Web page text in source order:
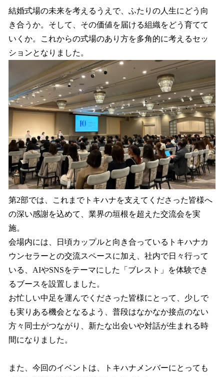
結婚式場の未来を考えるうえで、ふたりの人生にどう向
き合うか。そして、その価値を届ける組織をどう育てて
いくか。これからの式場のあり方を多角的に考えるセッ
ションとなりました。
第2部では、これまでトキハナを支えてくださった皆様へ
の深い感謝を込めて、業界の垣根を超えた交流会を実
施。
会場内には、日頃カップルと向き合っているトキハナカ
ウンセラーとの交流スペースに加え、社内で日々行って
いる、AIやSNSをテーマにした「ブレスト」を体験でき
るブースを設置しました。
お忙しい中足を運んでくださった皆様にとって、少しで
も実りある機会となるよう、普段はなかなか接点のない
方々同士がつながり、新たな出会いや対話が生まれる時
間になりました。
また、今回のイベントは、トキハナメンバーにとっても